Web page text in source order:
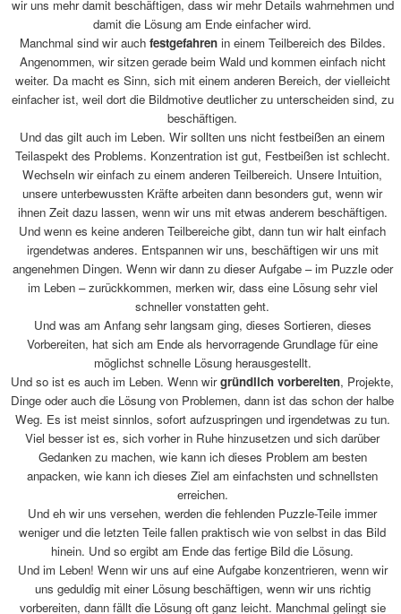
wir uns mehr damit beschäftigen, dass wir mehr Details wahrnehmen und
damit die Lösung am Ende einfacher wird.
Manchmal sind wir auch festgefahren in einem Teilbereich des Bildes.
Angenommen, wir sitzen gerade beim Wald und kommen einfach nicht
weiter. Da macht es Sinn, sich mit einem anderen Bereich, der vielleicht
einfacher ist, weil dort die Bildmotive deutlicher zu unterscheiden sind, zu
beschäftigen.
Und das gilt auch im Leben. Wir sollten uns nicht festbeißen an einem
Teilaspekt des Problems. Konzentration ist gut, Festbeißen ist schlecht.
Wechseln wir einfach zu einem anderen Teilbereich. Unsere Intuition,
unsere unterbewussten Kräfte arbeiten dann besonders gut, wenn wir
ihnen Zeit dazu lassen, wenn wir uns mit etwas anderem beschäftigen.
Und wenn es keine anderen Teilbereiche gibt, dann tun wir halt einfach
irgendetwas anderes. Entspannen wir uns, beschäftigen wir uns mit
angenehmen Dingen. Wenn wir dann zu dieser Aufgabe – im Puzzle oder
im Leben – zurückkommen, merken wir, dass eine Lösung sehr viel
schneller vonstatten geht.
Und was am Anfang sehr langsam ging, dieses Sortieren, dieses
Vorbereiten, hat sich am Ende als hervorragende Grundlage für eine
möglichst schnelle Lösung herausgestellt.
Und so ist es auch im Leben. Wenn wirgründlich vorbereiten, Projekte,
Dinge oder auch die Lösung von Problemen, dann ist das schon der halbe
Weg. Es ist meist sinnlos, sofort aufzuspringen und irgendetwas zu tun.
Viel besser ist es, sich vorher in Ruhe hinzusetzen und sich darüber
Gedanken zu machen, wie kann ich dieses Problem am besten
anpacken, wie kann ich dieses Ziel am einfachsten und schnellsten
erreichen.
Und eh wir uns versehen, werden die fehlenden Puzzle-Teile immer
weniger und die letzten Teile fallen praktisch wie von selbst in das Bild
hinein. Und so ergibt am Ende das fertige Bild die Lösung.
Und im Leben! Wenn wir uns auf eine Aufgabe konzentrieren, wenn wir
uns geduldig mit einer Lösung beschäftigen, wenn wir uns richtig
vorbereiten, dann fällt die Lösung oft ganz leicht. Manchmal gelingt sie